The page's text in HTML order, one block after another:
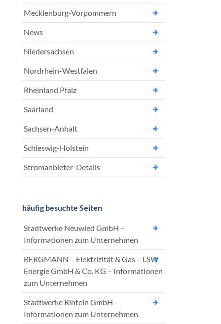
Mecklenburg-Vorpommern
News
Niedersachsen
Nordrhein-Westfalen
Rheinland Pfalz
Saarland
Sachsen-Anhalt
Schleswig-Holstein
Stromanbieter-Details
häufig besuchte Seiten
Stadtwerke Neuwied GmbH –
Informationen zum Unternehmen
BERGMANN – Elektrizität & Gas – LSW
Energie GmbH & Co. KG – Informationen
zum Unternehmen
Stadtwerke Rinteln GmbH –
Informationen zum Unternehmen